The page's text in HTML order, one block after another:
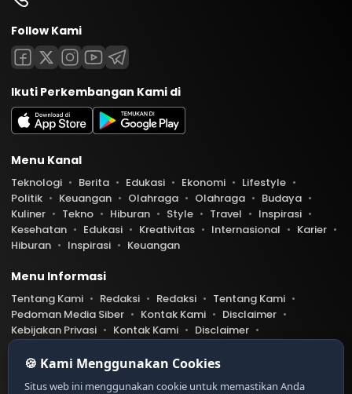
Follow Kami
Ikuti Perkembangan Kami di
Menu Kanal
Teknologi Berita Edukasi Ekonomi
Lifestyle
Politik
Keuangan Olahraga Olahraga
Budaya
Kuliner
Tekno Hiburan Style Travel
Inspirasi
Kesehatan
Edukasi Kreativitas Internasional
Karier
Hiburan
Inspirasi Keuangan
Menu Informasi
Tentang Kami Redaksi Redaksi
Tentang Kami
Pedoman Media Siber
Kontak Kami
Disclaimer
Kebijakan Privasi
Kontak Kami
Disclaimer
Pedoman Media Siber
Belibis.com telah diverifikasi oleh Dewan Pers
🍪 Kami Menggunakan Cookies
Situs web ini menggunakan cookie untuk memastikan Anda